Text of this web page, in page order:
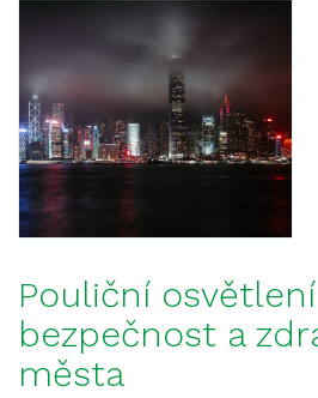
Pouliční
bezpečnost a
města